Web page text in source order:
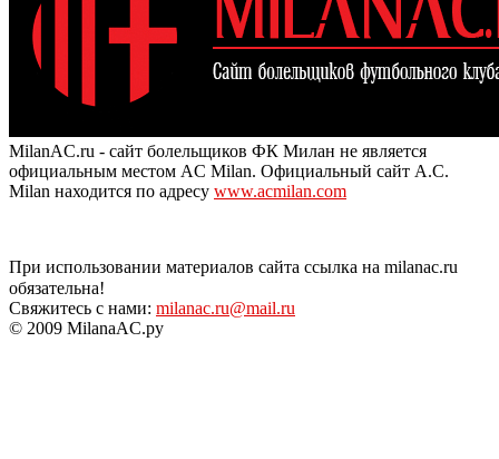
MilanAC.ru - сайт болельщиков ФК Милан не является
официальным местом AC Milan. Официальный сайт A.C.
Milan находится по адресу www.acmilan.com
При использовании материалов сайта ссылка на milanac.ru
обязательна!
Свяжитесь с нами: milanac.ru@mail.ru
© 2009 MilanaAC.ру